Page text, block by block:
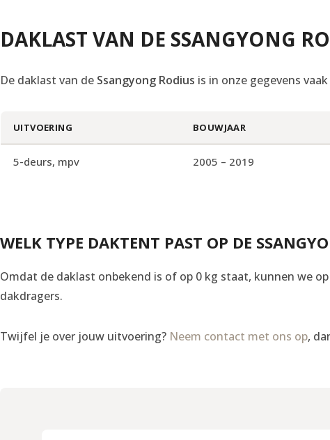
DAKLAST VAN DE SSANGYONG
De daklast van de Ssangyong Rodius is in onze gegevens
UITVOERING BOUWJAAR
5-deurs, mpv 2005 – 2019
WELK TYPE DAKTENT PAST OP DE
Omdat de daklast onbekend is of op 0 kg staat, kunnen we
dakdragers.
Twijfel je over jouw uitvoering? Neem contact met ons op,